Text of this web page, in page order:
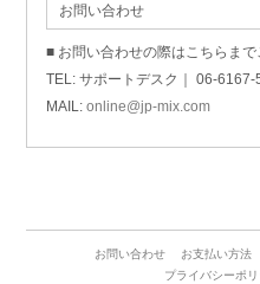
お問い合わせ
■ お問い合わせの際はこちらま
TEL: サポートデスク｜ 06-6167-
MAIL: online@jp-mix.com
お問い合わせ お支払い方法
プライバシーポ